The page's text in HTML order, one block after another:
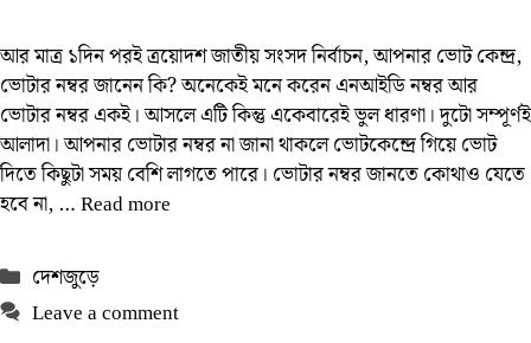
আর মাত্র ১দিন পরই ত্রয়োদশ জাতীয় সংসদ নির্বাচন, আপনার ভোট কেন্দ্র,
ভোটার নম্বর জানেন কি? অনেকেই মনে করেন এনআইডি নম্বর আর
ভোটার নম্বর একই। আসলে এটি কিন্তু একেবারেই ভুল ধারণা। দুটো সম্পূর্ণই
আলাদা। আপনার ভোটার নম্বর না জানা থাকলে ভোটকেন্দ্রে গিয়ে ভোট
দিতে কিছুটা সময় বেশি লাগতে পারে। ভোটার নম্বর জানতে কোথাও যেতে
হবে না, …Read more
Categories
দেশজুড়ে
Leave a comment